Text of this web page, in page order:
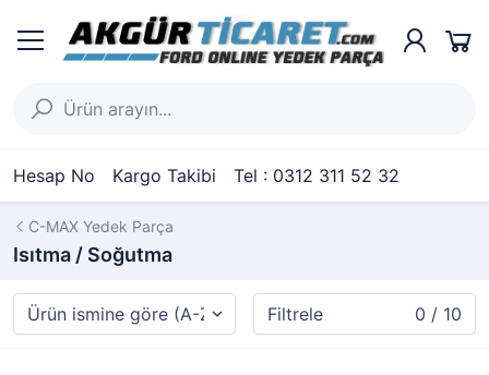
Hesap No Kargo Takibi Tel : 0312 311 52 32
C-MAX Yedek Parça
Isıtma / Soğutma
Filtrele 0 / 10